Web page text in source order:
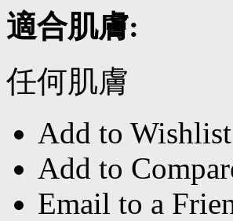
適合肌膚:
任何肌膚
Add to Wishlist
Add to
Email to a